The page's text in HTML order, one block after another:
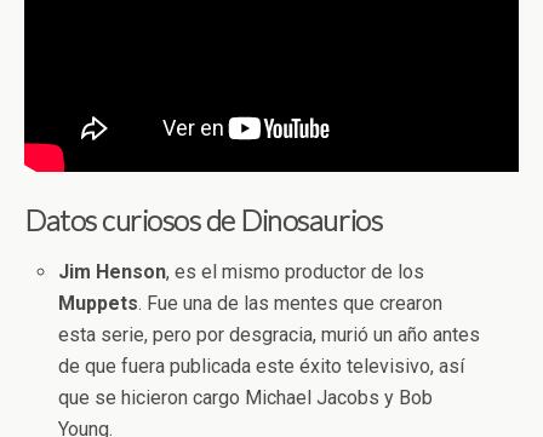
Datos curiosos de Dinosaurios
Jim Henson, es el mismo productor de los
Muppets. Fue una de las mentes que crearon
esta serie, pero por desgracia, murió un año antes
de que fuera publicada este éxito televisivo, así
que se hicieron cargo Michael Jacobs y Bob
Young.